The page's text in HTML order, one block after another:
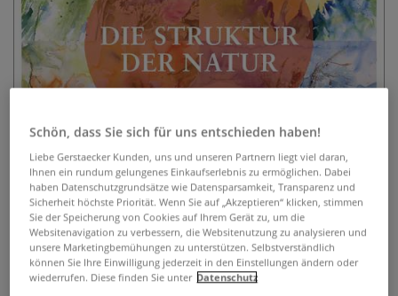
Die Struktur der Natur Aquarell
0 Bewertungen
Schön, dass Sie sich für uns entschieden haben!
Liebe Gerstaecker Kunden, uns und unseren Partnern liegt viel daran,
Ihnen ein rundum gelungenes Einkaufserlebnis zu ermöglichen. Dabei
haben Datenschutzgrundsätze wie Datensparsamkeit, Transparenz und
Sicherheit höchste Priorität. Wenn Sie auf „Akzeptieren“ klicken, stimmen
Sie der Speicherung von Cookies auf Ihrem Gerät zu, um die
Websitenavigation zu verbessern, die Websitenutzung zu analysieren und
unsere Marketingbemühungen zu unterstützen. Selbstverständlich
können Sie Ihre Einwilligung jederzeit in den Einstellungen ändern oder
wiederrufen. Diese finden Sie unter Datenschutz